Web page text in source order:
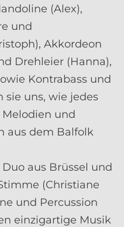
(Alex),
und
Akkordeon
Drehleier (Hanna),
Kontrabass und
sie uns, wie jedes
und
aus dem Balfolk
Duo aus Brüssel und
(Christiane
und Percussion
einzigartige Musik